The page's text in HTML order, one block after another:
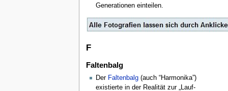
Generationen einteilen.
F
Faltenbalg
Der Faltenbalg(auch “Harmonika”)
existierte in der Realität zur „Lauf-